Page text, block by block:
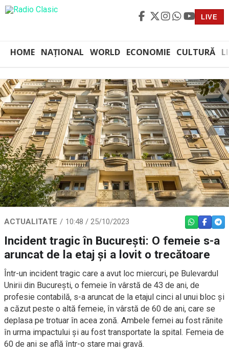
LIVE
HOME NAȚIONAL WORLD ECONOMIE CULTURĂ
ACTUALITATE 10:48 / 25/10/2023 WHATSAPP
Incident tragic în București: O femeie s-a
aruncat de la etaj și a lovit o trecătoare
Într-un incident tragic care a avut loc miercuri, pe Bulevardul
Unirii din București, o femeie în vârstă de 43 de ani, de
profesie contabilă, s-a aruncat de la etajul cinci al unui bloc și
a căzut peste o altă femeie, în vârstă de 60 de ani, care se
deplasa pe trotuar în acea zonă. Ambele femei au fost rănite
în urma impactului și au fost transportate la spital. Femeia de
60 de ani se află într-o stare mai gravă.